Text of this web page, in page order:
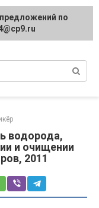
водорода,
и очищении
2011
по